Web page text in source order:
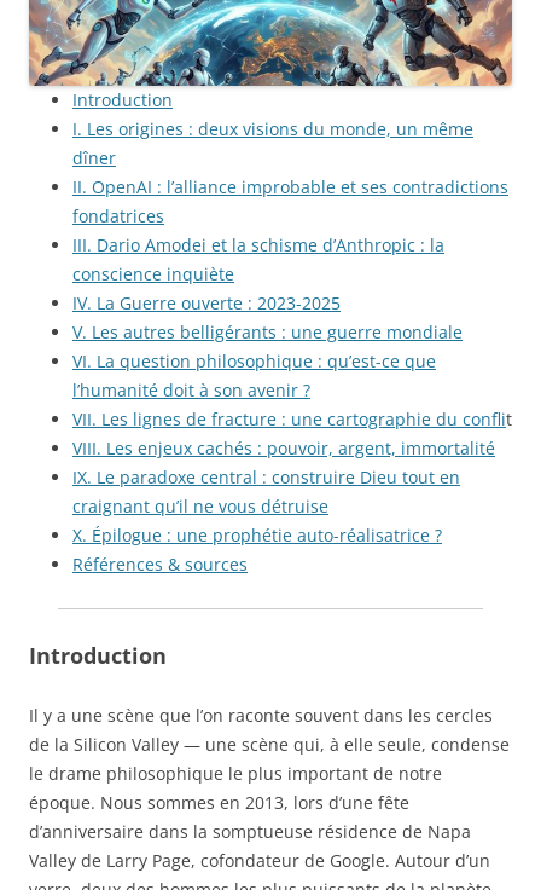
Introduction
I. Les origines : deux visions du monde, un même
dîner
II. OpenAI : l’alliance improbable et ses contradictions
fondatrices
III. Dario Amodei et la schisme d’Anthropic : la
conscience inquiète
IV. La Guerre ouverte : 2023-2025
V. Les autres belligérants : une guerre mondiale
VI. La question philosophique : qu’est-ce que
l’humanité doit à son avenir ?
VII. Les lignes de fracture : une cartographie du conflit
VIII. Les enjeux cachés : pouvoir, argent, immortalité
IX. Le paradoxe central : construire Dieu tout en
craignant qu’il ne vous détruise
X. Épilogue : une prophétie auto-réalisatrice ?
Références & sources
Introduction
Il y a une scène que l’on raconte souvent dans les cercles
de la Silicon Valley — une scène qui, à elle seule, condense
le drame philosophique le plus important de notre
époque. Nous sommes en 2013, lors d’une fête
d’anniversaire dans la somptueuse résidence de Napa
Valley de Larry Page, cofondateur de Google. Autour d’un